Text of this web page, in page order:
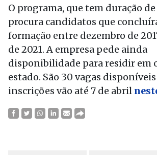
O programa, que tem duração de
procura candidatos que
formação entre dezembro de
de 2021. A empresa pede ainda
disponibilidade para residir em
estado. São 30 vagas disponíveis
inscrições vão até 7 de abril